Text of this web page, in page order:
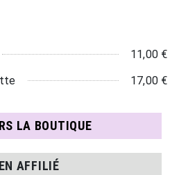
11,00 €
17,00 €
LA BOUTIQUE
AFFILIÉ